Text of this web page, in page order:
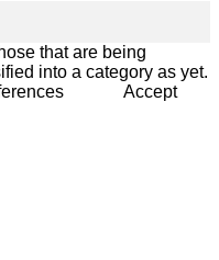
that are being
into a category as yet.
Accept